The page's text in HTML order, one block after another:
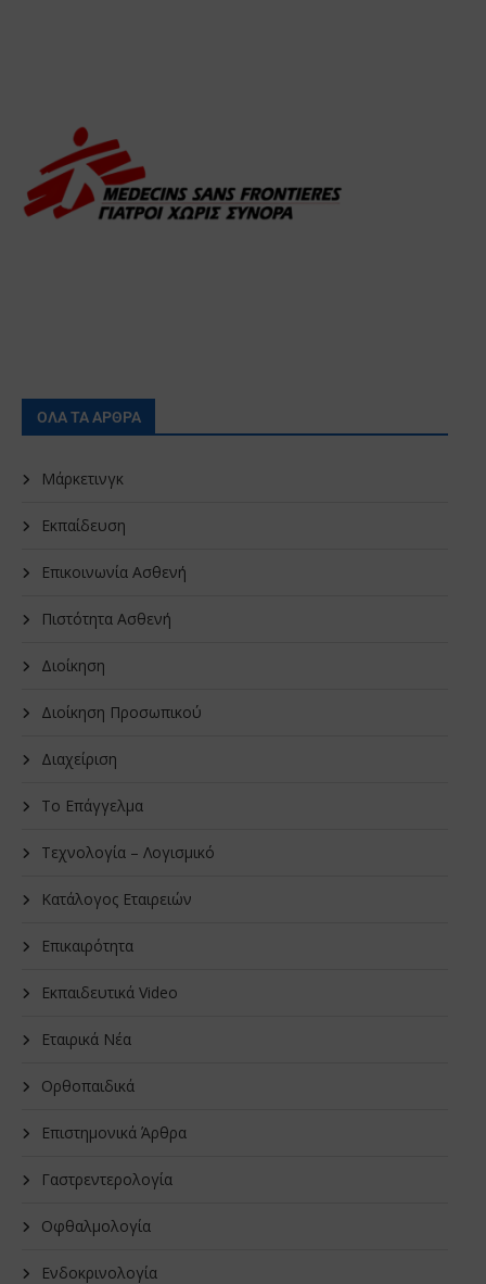
ΟΛΑ ΤΑ ΑΡΘΡΑ
Μάρκετινγκ
Εκπαίδευση
Επικοινωνία Ασθενή
Πιστότητα Ασθενή
Διοίκηση
Διοίκηση Προσωπικού
Διαχείριση
Το Επάγγελμα
Τεχνολογία – Λογισμικό
Κατάλογος Εταιρειών
Επικαιρότητα
Εκπαιδευτικά Video
Εταιρικά Νέα
Oρθοπαιδικά
Επιστημονικά Άρθρα
Γαστρεντερολογία
Οφθαλμολογία
Ενδοκρινολογία